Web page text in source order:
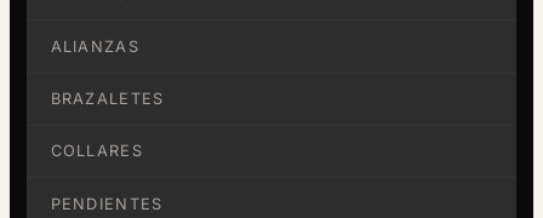
ALIANZAS
BRAZALETES
COLLARES
PENDIENTES